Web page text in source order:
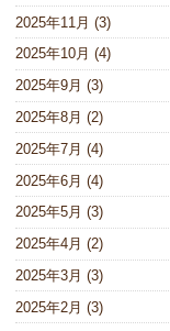
2025年11月 (3)
2025年10月 (4)
2025年9月 (3)
2025年8月 (2)
2025年7月 (4)
2025年6月 (4)
2025年5月 (3)
2025年4月 (2)
2025年3月 (3)
2025年2月 (3)